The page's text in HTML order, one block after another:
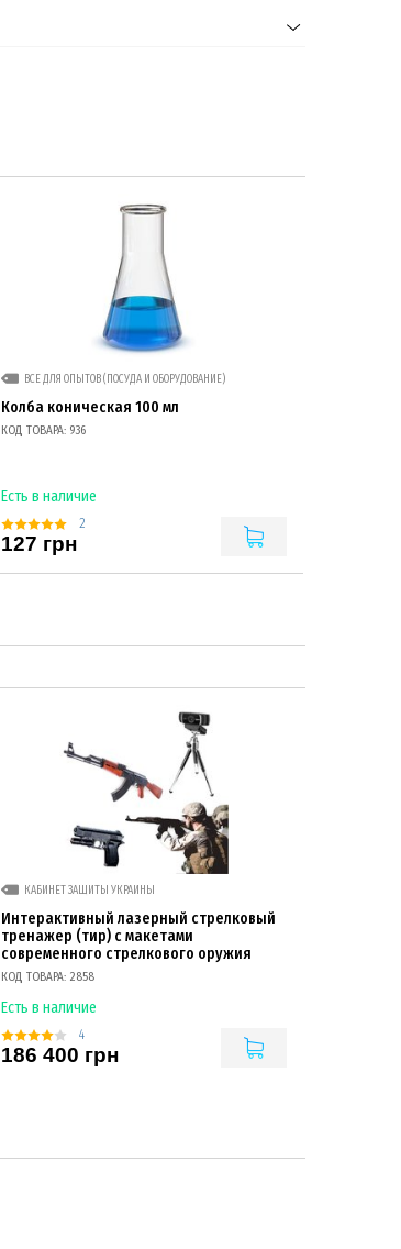
ВСЕ ДЛЯ ОПЫТОВ (ПОСУДА И ОБОРУДОВАНИЕ)
Колба коническая 100 мл
КОД ТОВАРА: 936
Есть в наличие
2
127 грн
КАБИНЕТ ЗАЩИТЫ УКРАИНЫ
Интерактивный лазерный стрелковый
тренажер (тир) с макетами
современного стрелкового оружия
КОД ТОВАРА: 2858
Есть в наличие
4
186 400 грн